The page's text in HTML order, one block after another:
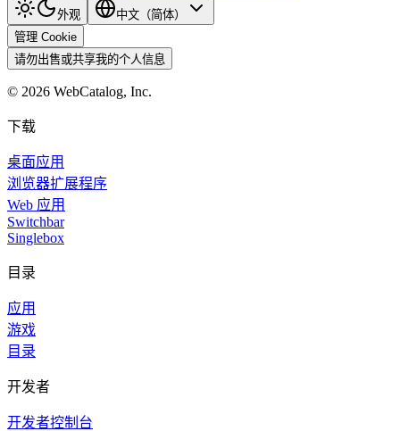
外观
中文（简体）
管理 Cookie
请勿出售或共享我的个人信息
© 2026 WebCatalog, Inc.
下载
桌面应用
浏览器扩展程序
Web 应用
Switchbar
Singlebox
目录
应用
游戏
目录
开发者
开发者控制台